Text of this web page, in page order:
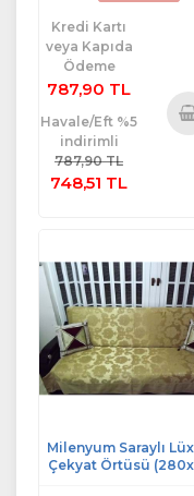
Kredi Kartı
veya Kapıda
Ödeme
787,90 TL
Havale/Eft %5
indirimli
787,90 TL
748,51 TL
Milenyum Saraylı
Çekyat Örtüsü